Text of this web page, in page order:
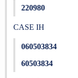
220980
CASE IH
060503834
60503834